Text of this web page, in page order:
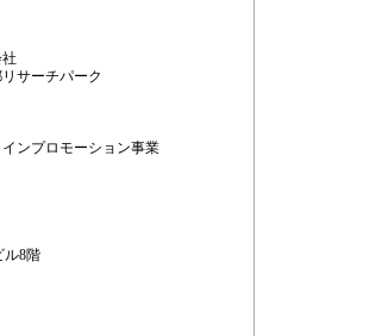
サーチパーク
ンプロモーション事業
ル8階